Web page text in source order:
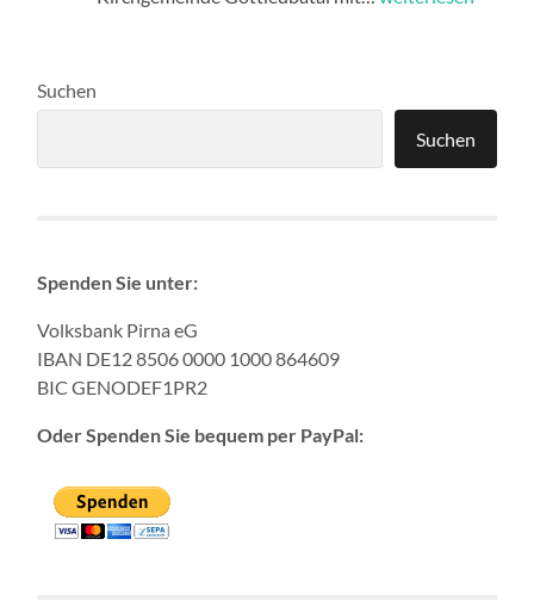
Herbrig-
Orgel
in
Suchen
Suchen
Spenden Sie unter:
Volksbank Pirna eG
IBAN DE12 8506 0000 1000 864609
BIC GENODEF1PR2
Oder Spenden Sie bequem per PayPal: